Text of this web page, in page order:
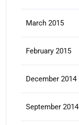
March 2015
February 2015
December 2014
September 2014